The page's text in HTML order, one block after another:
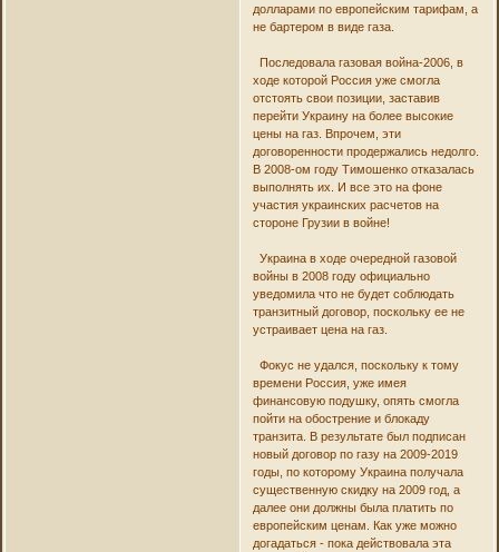
долларами по европейским тарифам, а
не бартером в виде газа.
Последовала газовая война-2006, в
ходе которой Россия уже смогла
отстоять свои позиции, заставив
перейти Украину на более высокие
цены на газ. Впрочем, эти
договоренности продержались недолго.
В 2008-ом году Тимошенко отказалась
выполнять их. И все это на фоне
участия украинских расчетов на
стороне Грузии в войне!
Украина в ходе очередной газовой
войны в 2008 году официально
уведомила что не будет соблюдать
транзитный договор, поскольку ее не
устраивает цена на газ.
Фокус не удался, поскольку к тому
времени Россия, уже имея
финансовую подушку, опять смогла
пойти на обострение и блокаду
транзита. В результате был подписан
новый договор по газу на 2009-2019
годы, по которому Украина получала
существенную скидку на 2009 год, а
далее они должны была платить по
европейским ценам. Как уже можно
догадаться - пока действовала эта